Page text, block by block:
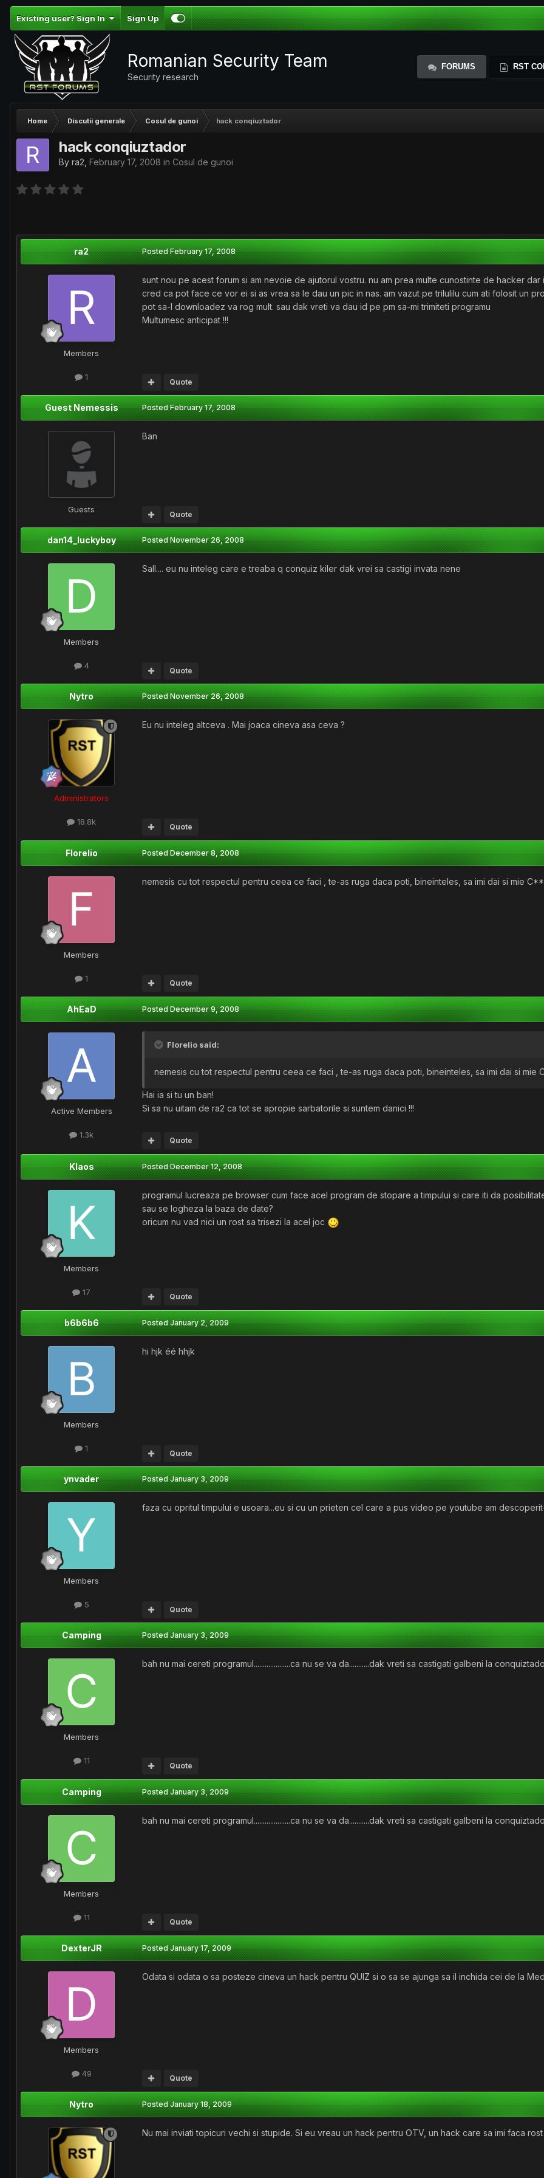
Existing user? Sign In Sign Up
Romanian Security Team
Security research
FORUMS RST
Home Discutii generale Cosul de gunoi hack conqiuztador
hack conqiuztador
By ra2 February 17, 2008 in Cosul de gunoi
ra2
Members
1
PostedFebruary 17, 2008
sunt nou pe acest forum si am nevoie de ajutorul vostru. nu am prea multe cunostinte de hacker
cred ca pot face ce vor ei si as vrea sa le dau un pic in nas. am vazut pe trilulilu cum ati folosit un
pot sa-l downloadez va rog mult. sau dak vreti va dau id pe pm sa-mi trimiteti programu
Multumesc anticipat !!!
Quote
Guest Nemessis
Guests
PostedFebruary 17, 2008
Ban
Quote
dan14_luckyboy
Members
4
PostedNovember 26, 2008
Sall.... eu nu inteleg care e treaba q conquiz kiler dak vrei sa castigi invata nene
Quote
Nytro
Administrators
18.8k
PostedNovember 26, 2008
Eu nu inteleg altceva . Mai joaca cineva asa ceva ?
Quote
Florelio
Members
1
PostedDecember 8, 2008
nemesis cu tot respectul pentru ceea ce faci , te-as ruga daca poti, bineinteles, sa imi dai si
Quote
AhEaD
Active Members
1.3k
PostedDecember 9, 2008
Florelio said:
nemesis cu tot respectul pentru ceea ce faci , te-as ruga daca poti, bineinteles, sa imi dai si
Hai ia si tu un ban!
Si sa nu uitam de ra2 ca tot se apropie sarbatorile si suntem danici !!!
Quote
Klaos
Members
17
PostedDecember 12, 2008
programul lucreaza pe browser cum face acel program de stopare a timpului si care iti da
sau se logheza la baza de date?
oricum nu vad nici un rost sa trisezi la acel joc
Quote
b6b6b6
Members
1
PostedJanuary 2, 2009
hi hjk éé hhjk
Quote
ynvader
Members
5
PostedJanuary 3, 2009
faza cu opritul timpului e usoara...eu si cu un prieten cel care a pus video pe youtube am
Quote
Camping
Members
11
PostedJanuary 3, 2009
bah nu mai cereti programul....................ca nu se va da...........dak vreti sa castigati galbeni la
Quote
Camping
Members
11
PostedJanuary 3, 2009
bah nu mai cereti programul....................ca nu se va da...........dak vreti sa castigati galbeni la
Quote
DexterJR
Members
49
PostedJanuary 17, 2009
Odata si odata o sa posteze cineva un hack pentru QUIZ si o sa se ajunga sa il inchida cei de la
Quote
Nytro PostedJanuary 18, 2009
Nu mai inviati topicuri vechi si stupide. Si eu vreau un hack pentru OTV, un hack care sa imi faca